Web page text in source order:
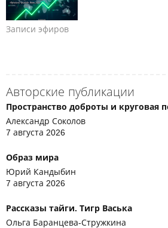
Записи эфиров
Авторские публикации
Пространство доброты и круговая
Александр Соколов
7 августа 2026
Образ мира
Юрий Кандыбин
7 августа 2026
Рассказы тайги. Тигр Васька
Ольга Баранцева-Стружкина